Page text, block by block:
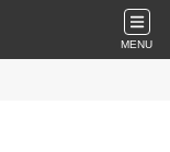
MENU